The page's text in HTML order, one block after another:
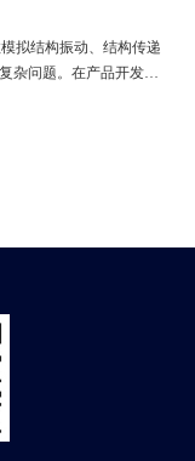
拟结构振动、结构传递
杂问题。在产品开发过